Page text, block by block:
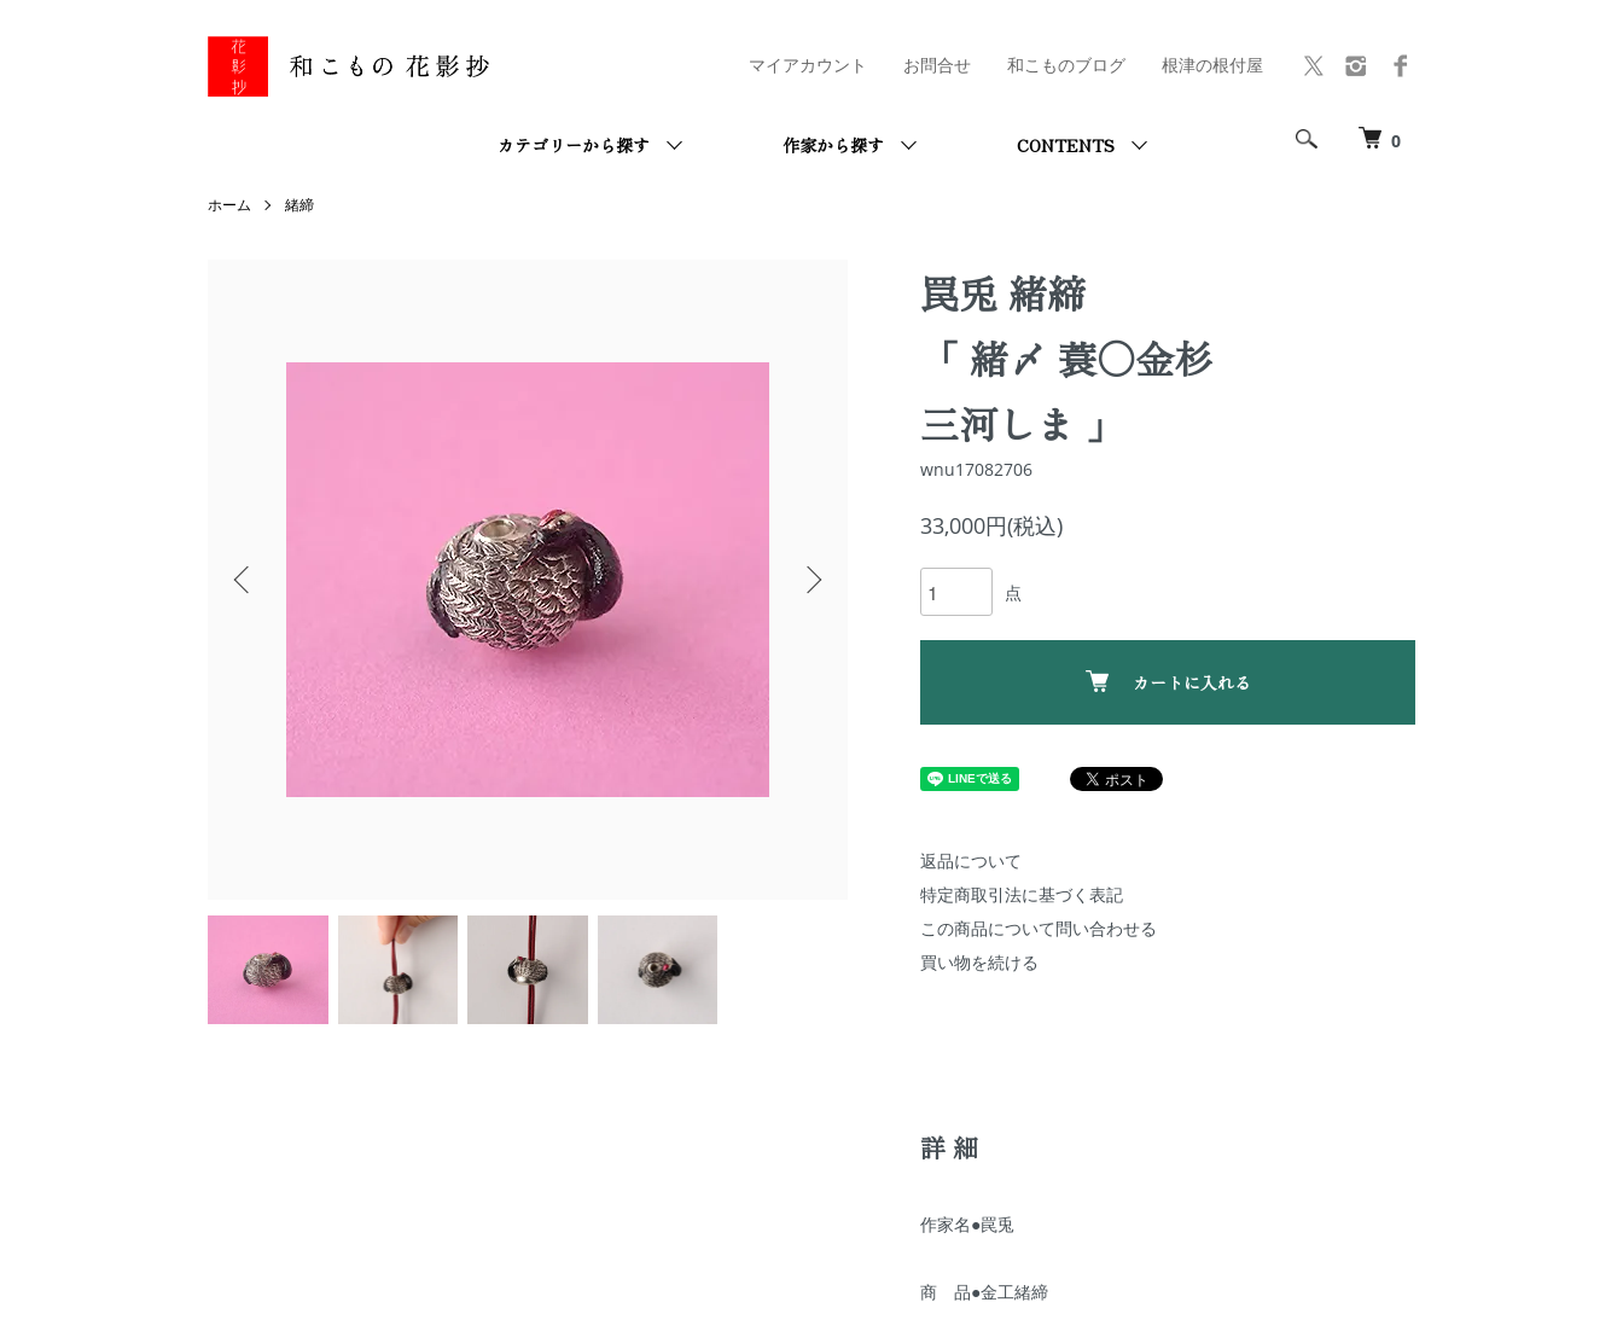
0
カテゴリーから探す 作家から探す CONTENTS
マイアカウント お問合せ 和こものブログ 根津の根付屋
ホーム 緒締
罠兎 緒締
「 緒〆 蓑○金杉
三河しま 」
wnu17082706
33,000円(税込)
点
カートに入れる
返品について
特定商取引法に基づく表記
この商品について問い合わせる
買い物を続ける
詳細
作家名●罠兎
商 品●金工緒締